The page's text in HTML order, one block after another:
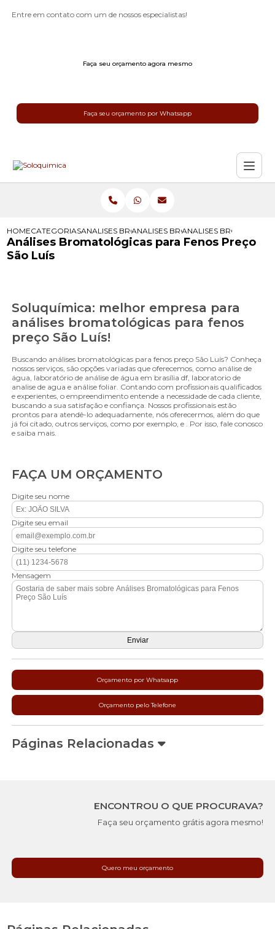
Entre em contato com um de nossos especialistas!
Faça seu orçamento agora mesmo
Faça seu orçamento por Whatsapp
HOMECATEGORIASANALISES BROMATOLOGICAS
ANALISES BROMATOLOGICAS DE
ANALISES
Análises Bromatológicas para Fenos Preço
São Luís
Soluquímica: melhor empresa para
análises bromatológicas para fenos
preço São Luís!
Buscando análises bromatológicas para fenos preço São Luís? Conheça
nossos serviços, são opções variadas que oferecemos, como análise de
água, laboratório de análise de água em brasília df, laboratorio de
analise de agua e análise foliar. Contando com profissionais qualificados
e experientes, o empreendimento entende a necessidade de cada cliente,
buscando a sua satisfação e confiança. Nossos profissionais estão
prontos para atendê-lo adequadamente, nós oferecermos, além do que
já foi citado, outros serviços, como por exemplo, e . Por isso, fale conosco
e saiba mais.
FAÇA UM ORÇAMENTO
Digite seu nome
Digite seu email
Digite seu telefone
Mensagem
Orçamento por Whatsapp
Orçamento pelo Telefone
Páginas Relacionadas
ENCONTROU O QUE PROCURAVA?
Faça seu orçamento grátis agora mesmo!
Quero meu orçamento